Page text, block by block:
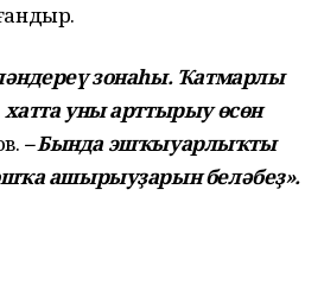
зонаһы. Ҡатмарлы
уны арттырыу өсөн
– Бында эшҡыуарлыҡты
ашырыуҙарын беләбеҙ».